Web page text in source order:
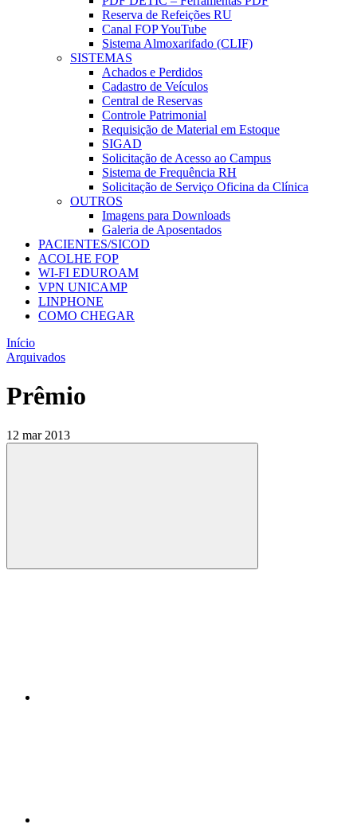
Reserva de Refeições RU
Canal FOP YouTube
Sistema Almoxarifado (CLIF)
SISTEMAS
Achados e Perdidos
Cadastro de Veículos
Central de Reservas
Controle Patrimonial
Requisição de Material em Estoque
SIGAD
Solicitação de Acesso ao Campus
Sistema de Frequência RH
Solicitação de Serviço Oficina da Clínica
OUTROS
Imagens para Downloads
Galeria de Aposentados
PACIENTES/SICOD
ACOLHE FOP
WI-FI EDUROAM
VPN UNICAMP
LINPHONE
COMO CHEGAR
Início
Arquivados
Prêmio
12 mar 2013
Compartilhar